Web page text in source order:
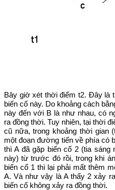
Bây giờ xét thời điểm t2. Đây là
biến cố này. Do khoảng cách
này đến với B là như nhau, có
ra đồng thời. Tuy nhiên, tại thời
cũ nữa, trong khoảng thời gian
một đoạn đường tiến về phía có
thì A đã gặp biến cố 2 (tia sáng
này) từ trước đó rồi, trong khi
biến cố 1 thì lại phải mất thêm
A. Và như vậy là A thấy 2 xảy
biến cố không xảy ra đồng thời.